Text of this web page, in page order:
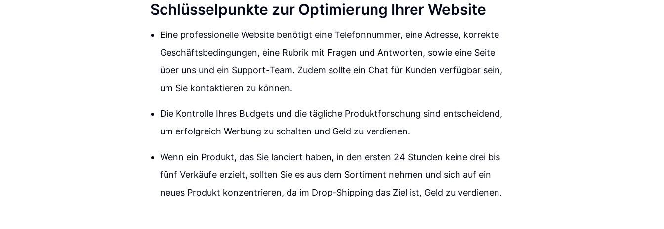
Schlüsselpunkte zur Optimierung Ihrer Website
Eine professionelle Website benötigt eine Telefonnummer, eine Adresse, korrekte
Geschäftsbedingungen, eine Rubrik mit Fragen und Antworten, sowie eine Seite
über uns und ein Support-Team. Zudem sollte ein Chat für Kunden verfügbar sein,
um Sie kontaktieren zu können.
Die Kontrolle Ihres Budgets und die tägliche Produktforschung sind entscheidend,
um erfolgreich Werbung zu schalten und Geld zu verdienen.
Wenn ein Produkt, das Sie lanciert haben, in den ersten 24 Stunden keine drei bis
fünf Verkäufe erzielt, sollten Sie es aus dem Sortiment nehmen und sich auf ein
neues Produkt konzentrieren, da im Drop-Shipping das Ziel ist, Geld zu verdienen.